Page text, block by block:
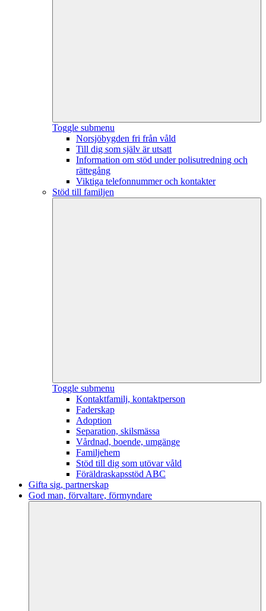
Toggle submenu
Norsjöbygden fri från våld
Till dig som själv är utsatt
Information om stöd under polisutredning och
rättegång
Viktiga telefonnummer och kontakter
Stöd till familjen
Toggle submenu
Kontaktfamilj, kontaktperson
Faderskap
Adoption
Separation, skilsmässa
Vårdnad, boende, umgänge
Familjehem
Stöd till dig som utövar våld
Föräldraskapsstöd ABC
Gifta sig, partnerskap
God man, förvaltare, förmyndare